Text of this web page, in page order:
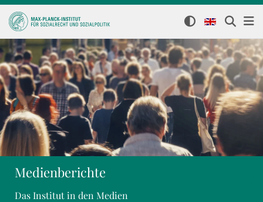
Medienberichte
Das Institut in den Medien